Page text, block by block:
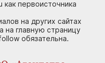
первоисточника
на других сайтах
на главную страницу
обязательна.